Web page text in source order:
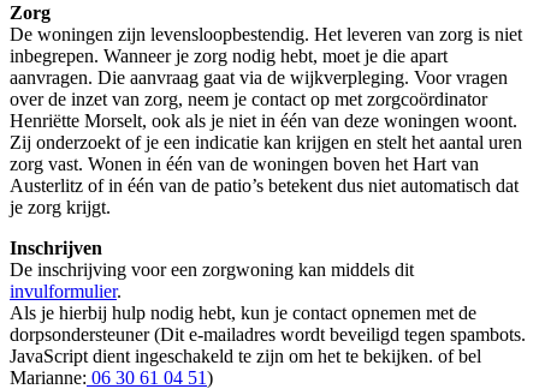
Zorg
De woningen zijn levensloopbestendig. Het leveren van zorg is niet
inbegrepen. Wanneer je zorg nodig hebt, moet je die apart
aanvragen. Die aanvraag gaat via de wijkverpleging. Voor vragen
over de inzet van zorg, neem je contact op met zorgcoördinator
Henriëtte Morselt, ook als je niet in één van deze woningen woont.
Zij onderzoekt of je een indicatie kan krijgen en stelt het aantal uren
zorg vast. Wonen in één van de woningen boven het Hart van
Austerlitz of in één van de patio’s betekent dus niet automatisch dat
je zorg krijgt.
Inschrijven
De inschrijving voor een zorgwoning kan middels dit
invulformulier.
Als je hierbij hulp nodig hebt, kun je contact opnemen met de
dorpsondersteuner (Dit e-mailadres wordt beveiligd tegen spambots.
JavaScript dient ingeschakeld te zijn om het te bekijken. of bel
Marianne: 06 30 61 04 51)